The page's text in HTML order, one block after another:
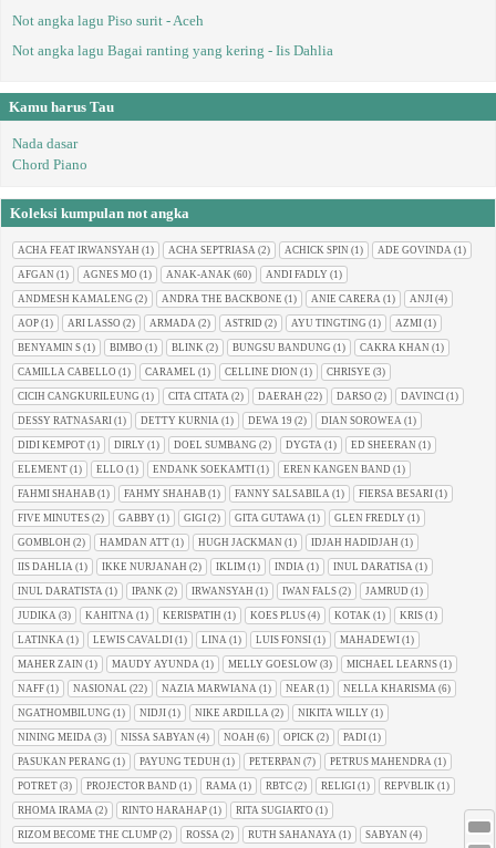
Not angka lagu Piso surit - Aceh
Not angka lagu Bagai ranting yang kering - Iis Dahlia
Kamu harus Tau
Nada dasar
Chord Piano
Koleksi kumpulan not angka
ACHA FEAT IRWANSYAH (1) ACHA SEPTRIASA (2) ACHICK SPIN (1) ADE GOVINDA (1)
AFGAN (1) AGNES MO (1) ANAK-ANAK (60) ANDI FADLY (1)
ANDMESH KAMALENG (2) ANDRA THE BACKBONE (1) ANIE CARERA (1) ANJI (4)
AOP (1) ARI LASSO (2) ARMADA (2) ASTRID (2) AYU TINGTING (1) AZMI (1)
BENYAMIN S (1) BIMBO (1) BLINK (2) BUNGSU BANDUNG (1) CAKRA KHAN (1)
CAMILLA CABELLO (1) CARAMEL (1) CELLINE DION (1) CHRISYE (3)
CICIH CANGKURILEUNG (1) CITA CITATA (2) DAERAH (22) DARSO (2) DAVINCI (1)
DESSY RATNASARI (1) DETTY KURNIA (1) DEWA 19 (2) DIAN SOROWEA (1)
DIDI KEMPOT (1) DIRLY (1) DOEL SUMBANG (2) DYGTA (1) ED SHEERAN (1)
ELEMENT (1) ELLO (1) ENDANK SOEKAMTI (1) EREN KANGEN BAND (1)
FAHMI SHAHAB (1) FAHMY SHAHAB (1) FANNY SALSABILA (1) FIERSA BESARI (1)
FIVE MINUTES (2) GABBY (1) GIGI (2) GITA GUTAWA (1) GLEN FREDLY (1)
GOMBLOH (2) HAMDAN ATT (1) HUGH JACKMAN (1) IDJAH HADIDJAH (1)
IIS DAHLIA (1) IKKE NURJANAH (2) IKLIM (1) INDIA (1) INUL DARATISA (1)
INUL DARATISTA (1) IPANK (2) IRWANSYAH (1) IWAN FALS (2) JAMRUD (1)
JUDIKA (3) KAHITNA (1) KERISPATIH (1) KOES PLUS (4) KOTAK (1) KRIS (1)
LATINKA (1) LEWIS CAVALDI (1) LINA (1) LUIS FONSI (1) MAHADEWI (1)
MAHER ZAIN (1) MAUDY AYUNDA (1) MELLY GOESLOW (3) MICHAEL LEARNS (1)
NAFF (1) NASIONAL (22) NAZIA MARWIANA (1) NEAR (1) NELLA KHARISMA (6)
NGATHOMBILUNG (1) NIDJI (1) NIKE ARDILLA (2) NIKITA WILLY (1)
NINING MEIDA (3) NISSA SABYAN (4) NOAH (6) OPICK (2) PADI (1)
PASUKAN PERANG (1) PAYUNG TEDUH (1) PETERPAN (7) PETRUS MAHENDRA (1)
POTRET (3) PROJECTOR BAND (1) RAMA (1) RBTC (2) RELIGI (1) REPVBLIK (1)
RHOMA IRAMA (2) RINTO HARAHAP (1) RITA SUGIARTO (1)
RIZOM BECOME THE CLUMP (2) ROSSA (2) RUTH SAHANAYA (1) SABYAN (4)